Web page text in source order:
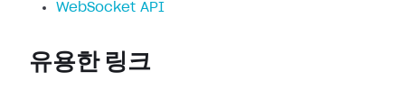
WebSocket API
유용한 링크